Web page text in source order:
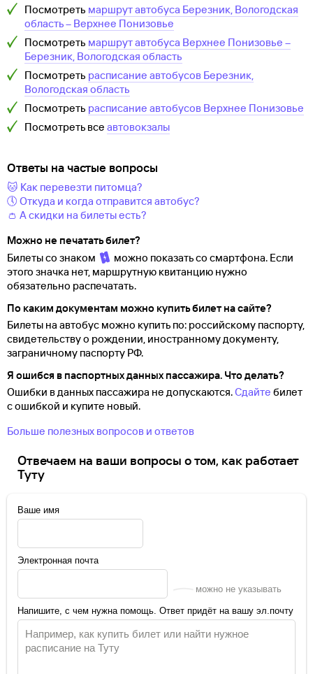
Посмотреть маршрут автобуса Березник, Вологодская
область– Верхнее Понизовье
Посмотреть маршрут автобуса Верхнее Понизовье –
Березник, Вологодская область
Посмотреть расписание автобусов Березник,
Вологодская область
Посмотреть расписание автобусов Верхнее Понизовье
Посмотреть все автовокзалы
Ответы на частые вопросы
🐱 Как перевезти питомца?
🕔 Откуда и когда отправится автобус?
👛 А скидки на билеты есть?
Можно не печатать билет?
Билеты со знаком
можно показать со смартфона. Если
этого значка нет, маршрутную квитанцию нужно
обязательно распечатать.
По каким документам можно купить билет на сайте?
Билеты на автобус можно купить по: российскому паспорту,
свидетельству о рождении, иностранному документу,
заграничному паспорту РФ.
Я ошибся в паспортных данных пассажира. Что делать?
Ошибки в данных пассажира не допускаются.Сдайте билет
с ошибкой и купите новый.
Больше полезных вопросов и ответов
Отвечаем на ваши вопросы о том, как работает
Туту
Ваше имя
Электронная почта
можно не указывать
Напишите, с чем нужна помощь. Ответ придёт на вашу эл.почту